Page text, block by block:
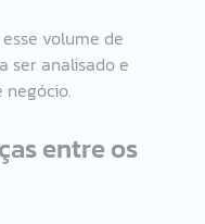
volume de
ser analisado e
entre os